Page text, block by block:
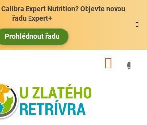
Expert Nutrition? Objevte novou
řadu Expert+
Prohlédnout řadu